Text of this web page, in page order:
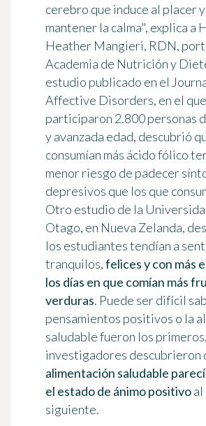
cerebro que induce al placer y
mantener la calma", explica a
Heather Mangieri, RDN,
Academia de Nutrición y
estudio publicado en el
Affective Disorders, en el que
participaron 2.800 personas
y avanzada edad, descubrió
consumían más ácido fólico
menor riesgo de padecer
depresivos que los que
Otro estudio de la
Otago, en Nueva Zelanda,
los estudiantes tendían a
tranquilos,felices y con más
los días en que comían más
verduras. Puede ser difícil
pensamientos positivos o la
saludable fueron los
investigadores descubrieron
alimentación saludable
el estado de ánimo positivoal
siguiente.